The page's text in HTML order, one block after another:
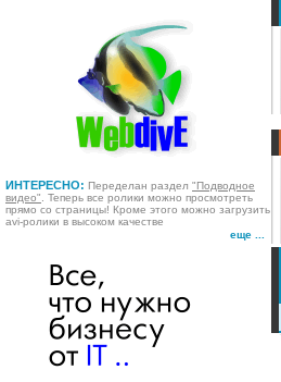
ИНТЕРЕСНО: Переделан раздел "Подводное
видео" . Теперь все ролики можно просмотреть
прямо со страницы! Кроме этого можно загрузить
avi-ролики в высоком качестве
еще ...